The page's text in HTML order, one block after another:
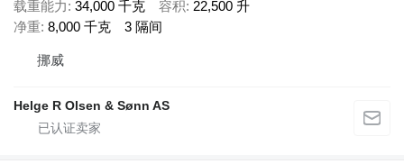
载重能力 34,000 千克 容积 22,500 升
净重 8,000 千克 3 隔间
挪威
Helge R Olsen & Sønn AS